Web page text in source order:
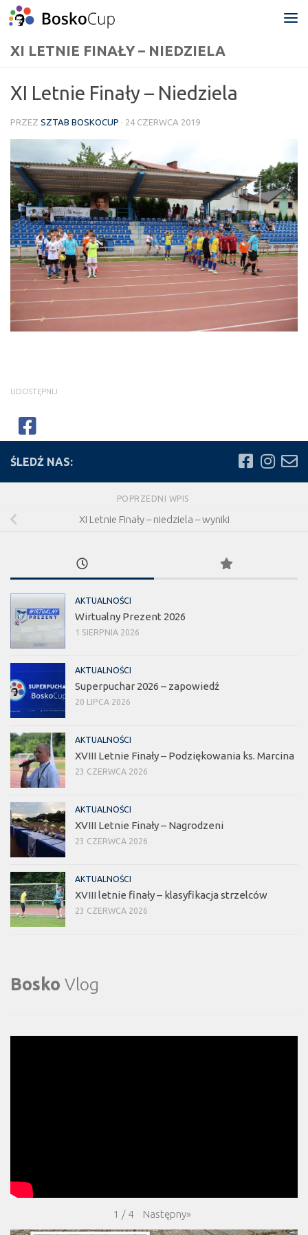
Przejdź do treści
XI LETNIE FINAŁY – NIEDZIELA
XI Letnie Finały – Niedziela
PRZEZ SZTAB BOSKOCUP · 24 CZERWCA 2019
UDOSTĘPNIJ
ŚLEDŹ NAS:
POPRZEDNI WPIS
XI Letnie Finały – niedziela – wyniki
AKTUALNOŚCI
Wirtualny Prezent 2026
1 SIERPNIA 2026
AKTUALNOŚCI
Superpuchar 2026 – zapowiedź
20 LIPCA 2026
AKTUALNOŚCI
XVIII Letnie Finały – Podziękowania ks. Marcina
23 CZERWCA 2026
AKTUALNOŚCI
XVIII Letnie Finały – Nagrodzeni
23 CZERWCA 2026
AKTUALNOŚCI
XVIII letnie finały – klasyfikacja strzelców
23 CZERWCA 2026
Bosko Vlog
1 / 4 Następny»